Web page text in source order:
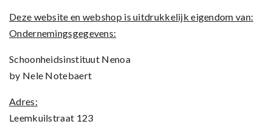
Deze website en webshop is uitdrukkelijk eigendom van:
Ondernemingsgegevens:
Schoonheidsinstituut Nenoa
by Nele Notebaert
Adres:
Leemkuilstraat 123